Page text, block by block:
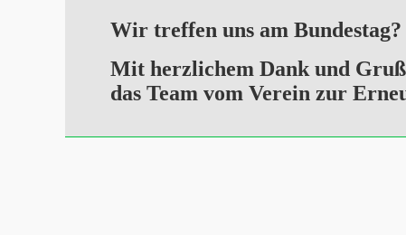
Wir treffen uns am Bundestag?
Mit herzlichem Dank und
das Team vom Verein zur